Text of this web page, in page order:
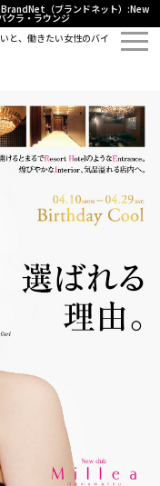
（ブランドネット）:New
クラ・ラウンジ
と、働きたい女性のバイ